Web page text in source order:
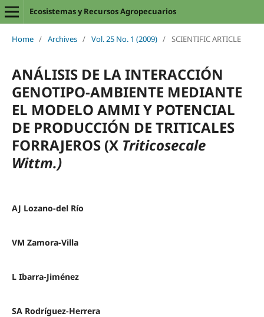
Ecosistemas y Recursos Agropecuarios
Home / Archives / Vol. 25 No. 1 (2009) / SCIENTIFIC ARTICLE
ANÁLISIS DE LA INTERACCIÓN
GENOTIPO-AMBIENTE MEDIANTE
EL MODELO AMMI Y POTENCIAL
DE PRODUCCIÓN DE TRITICALES
FORRAJEROS (X Triticosecale
Wittm.)
AJ Lozano-del Río
VM Zamora-Villa
L Ibarra-Jiménez
SA Rodríguez-Herrera